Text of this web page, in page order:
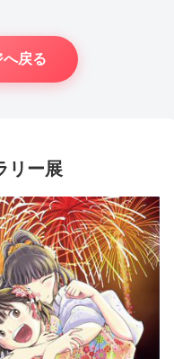
戻る
リー展